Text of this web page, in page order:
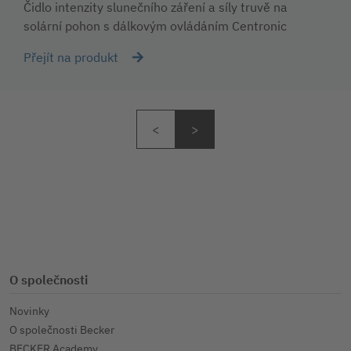
Čidlo intenzity slunečního záření a síly truvě na
solární pohon s dálkovým ovládáním Centronic
Přejít na produkt
O společnosti
Novinky
O společnosti Becker